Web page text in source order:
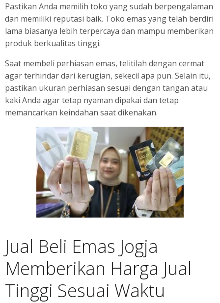
Pastikan Anda memilih toko yang sudah berpengalaman
dan memiliki reputasi baik. Toko emas yang telah berdiri
lama biasanya lebih terpercaya dan mampu memberikan
produk berkualitas tinggi.
Saat membeli perhiasan emas, telitilah dengan cermat
agar terhindar dari kerugian, sekecil apa pun. Selain itu,
pastikan ukuran perhiasan sesuai dengan tangan atau
kaki Anda agar tetap nyaman dipakai dan tetap
memancarkan keindahan saat dikenakan.
Jual Beli Emas Jogja
Memberikan Harga Jual
Tinggi Sesuai Waktu